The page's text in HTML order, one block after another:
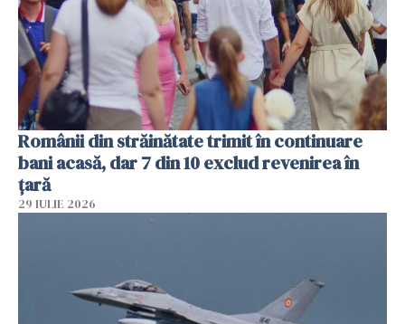
Românii din străinătate trimit în continuare
bani acasă, dar 7 din 10 exclud revenirea în
țară
29 IULIE 2026